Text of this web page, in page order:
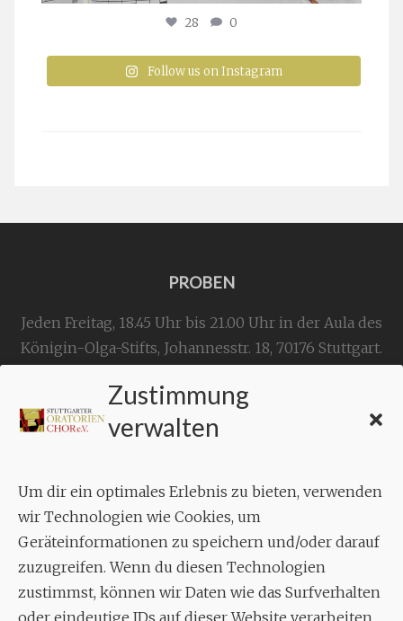
Zustimmung
verwalten
Um dir ein optimales Erlebnis zu bieten, verwenden
wir Technologien wie Cookies, um
Geräteinformationen zu speichern und/oder darauf
zuzugreifen. Wenn du diesen Technologien
zustimmst, können wir Daten wie das Surfverhalten
oder eindeutige IDs auf dieser Website verarbeiten.
28 0
Follow us on Instagram
PROBEN
Jeden Freitag, 18.45 Uhr bis 21.00 Uhr in der Aula des
Königin-Olga-Stifts, Johannesstr. 18, 70176 Stuttgart.
KONTAKT
Geschäftsstelle:
Aixheimer Str. 18
70619 Stuttgart
MUSIK
Musikalischer Leiter: